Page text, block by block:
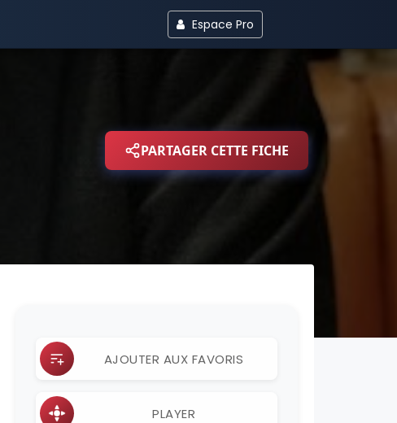
Espace Pro
PARTAGER CETTE FICHE
AJOUTER AUX FAVORIS
PLAYER